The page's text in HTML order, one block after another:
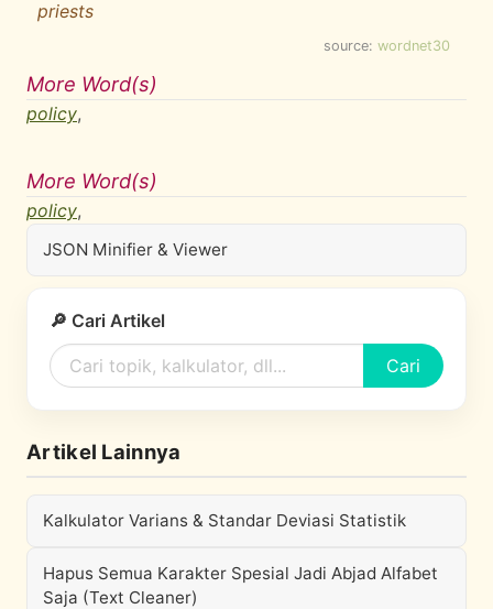
priests
source: wordnet30
More Word(s)
policy,
More Word(s)
policy,
JSON Minifier & Viewer
🔎 Cari Artikel
Cari
Artikel Lainnya
Kalkulator Varians & Standar Deviasi Statistik
Hapus Semua Karakter Spesial Jadi Abjad Alfabet
Saja (Text Cleaner)